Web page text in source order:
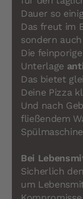
Dauer so
Das freut im
sondern
Die
Unterlage
Das bietet
Deine Pizza
Und nach
fließendem
Bei
Sicherlich
um